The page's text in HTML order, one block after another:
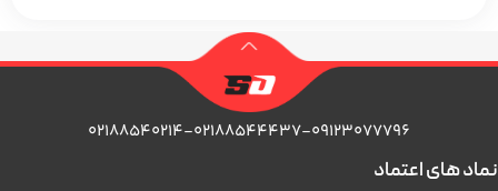
۰۲۱۸۸۵۴۰۲۱۴-۰۲۱۸۸۵۴۴۴۳۷-۰۹۱۲۳۰۷۷۷۹۶
نماد های اعتماد